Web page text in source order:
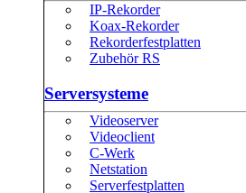
IP-Rekorder
Koax-Rekorder
Rekorderfestplatten
Zubehör RS
Serversysteme
Videoserver
Videoclient
C-Werk
Netstation
Serverfestplatten